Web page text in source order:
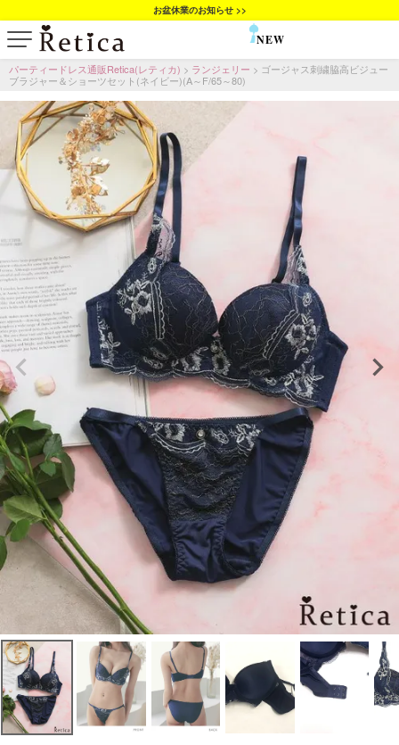
お盆休業のお知らせ >>
NEW
パーティードレス通販Retica(レティカ) ランジェリー
ゴージャス刺繍脇高ビジュー
ブラジャー＆ショーツセット(ネイビー)(A～F/65～80)